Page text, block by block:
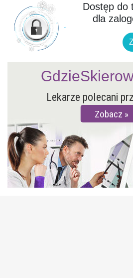
Dostęp do
dla
Lekarze polecani
Zobacz